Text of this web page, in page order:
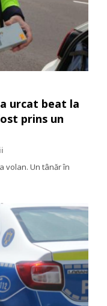
urcat beat la
prins un
volan. Un tânăr în